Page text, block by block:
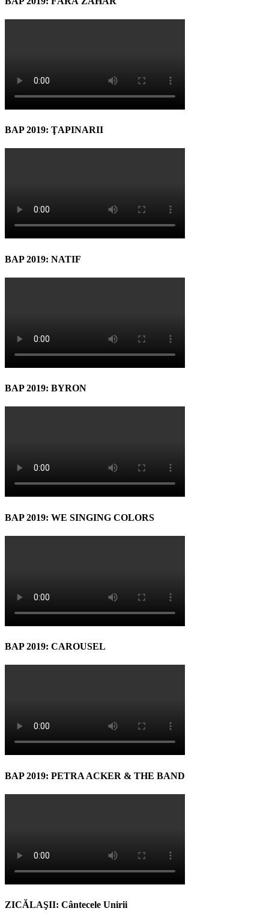
BAP 2019: ŢAPINARII
BAP 2019: NATIF
BAP 2019: BYRON
BAP 2019: WE SINGING COLORS
BAP 2019: CAROUSEL
BAP 2019: PETRA ACKER & THE BAND
ZICĂLAŞII: Cântecele Unirii